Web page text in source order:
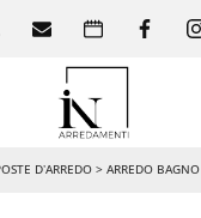
D’ARREDO > ARREDO BAGNO